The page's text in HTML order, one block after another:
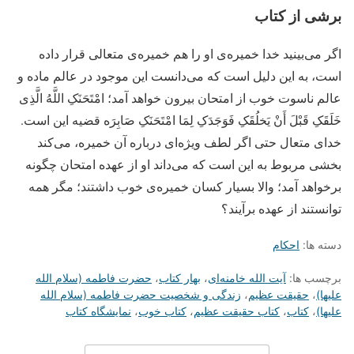
برشی از کتاب
اگر می‌بینید خدا خمیره‌ی او را هم خمیره‌ی متعالی قرار داده
است، به این دلیل است که می‌دانست این موجود در عالم ماده و
عالم ناسوت خوب از امتحان بیرون خواهد آمد؛ امْتَحَنَکِ اللَّهُ الَّذِی
خَلَقَکِ قَبْلَ أَنْ یَخلُقَکِ فَوَجَدَکِ لِمَا امْتَحَنَکِ صَابِرَه قضیه این است.
خدای متعال حتی اگر لطف ویژه‌ای درباره آن خمیره، می‌کند
بخشی مربوط به این است که می‌داند او از عهده امتحان چگونه
برخواهد آمد؛ والا بسیار کسان خمیره‌ی خوب داشتند؛ مگر همه
توانستند از عهده برآیند؟
دسته ها: احکام
برچسب ها: آیت الله خامنه‌ای، بهار کتاب، حضرت فاطمه (سلام الله
علیها)، حقیقت عظیم، زندگی و شخصیت حضرت فاطمه (سلام الله
علیها)، کتاب، کتاب حقیقت عظیم، کتاب خوب، نمایشگاه کتاب